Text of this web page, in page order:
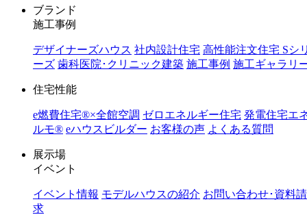
ブランド
施工事例
デザイナーズハウス 社内設計住宅 高性能注文住宅 Sシ
ーズ 歯科医院･クリニック建築 施工事例 施工ギャラリ
住宅性能
e燃費住宅®︎×全館空調 ゼロエネルギー住宅 発電住宅エ
ルモ®︎ eハウスビルダー お客様の声 よくある質問
展示場
イベント
イベント情報 モデルハウスの紹介 お問い合わせ･資料請
求